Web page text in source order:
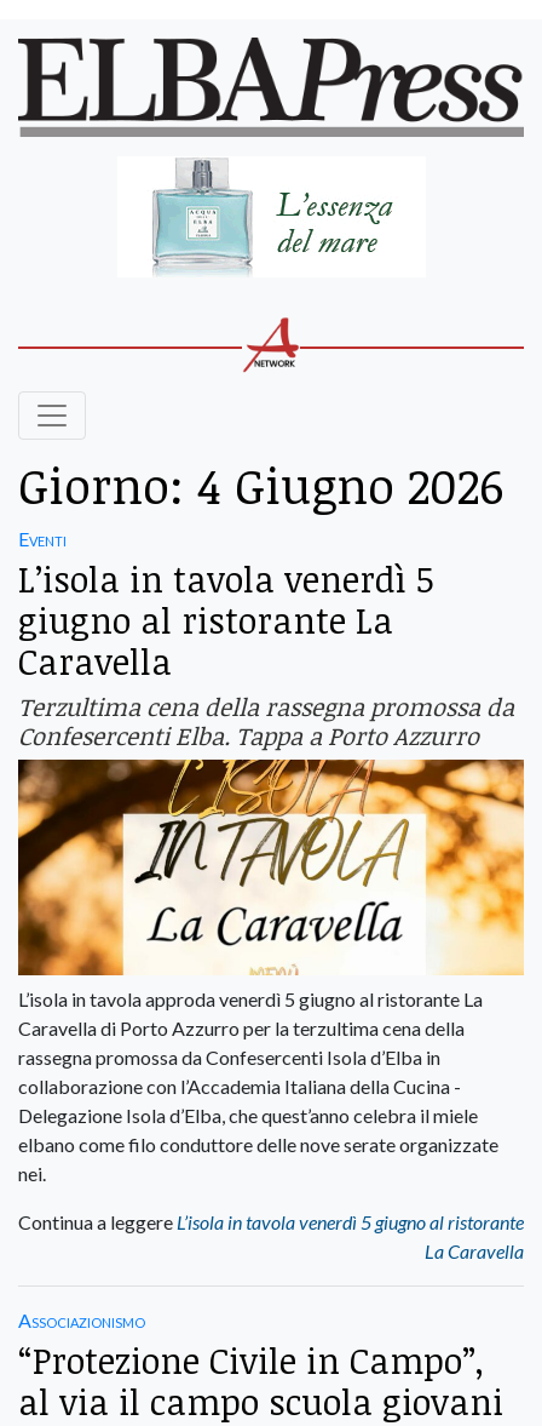
Giorno: 4 Giugno 2026
Eventi
L’isola in tavola venerdì 5
giugno al ristorante La
Caravella
Terzultima cena della rassegna promossa da
Confesercenti Elba. Tappa a Porto Azzurro
L’isola in tavola approda venerdì 5 giugno al ristorante La
Caravella di Porto Azzurro per la terzultima cena della
rassegna promossa da Confesercenti Isola d’Elba in
collaborazione con l’Accademia Italiana della Cucina -
Delegazione Isola d’Elba, che quest’anno celebra il miele
elbano come filo conduttore delle nove serate organizzate
nei.
Continua a leggere L’isola in tavola venerdì 5 giugno al ristorante
La Caravella
Associazionismo
“Protezione Civile in Campo”,
al via il campo scuola giovani